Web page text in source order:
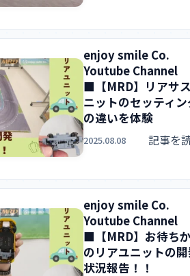
enjoy smile Co.
Youtube Channel
■【MRD】リアサ
ニットのセッティ
の違いを体験
2025.08.08 記事を
enjoy smile Co.
Youtube Channel
■【MRD】お待ち
のリアユニットの
状況報告！！